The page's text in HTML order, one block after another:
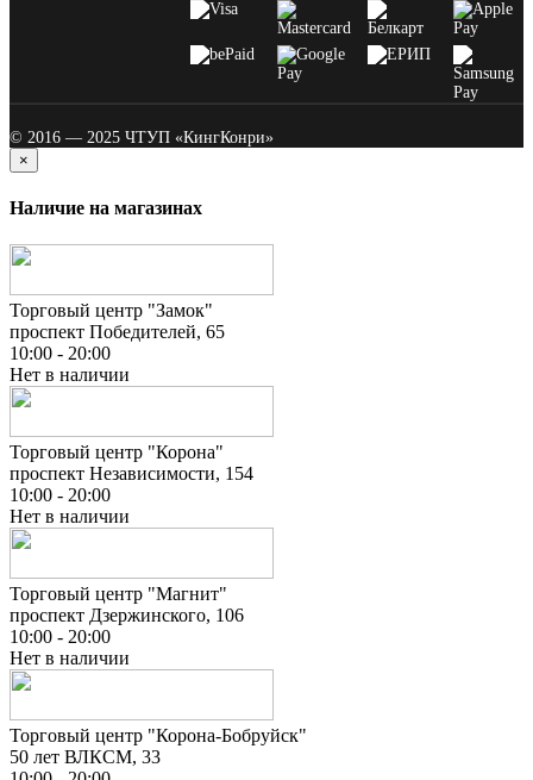
© 2016 — 2025 ЧТУП «КингКонри»
×
Наличие на магазинах
Торговый центр "Замок"
проспект Победителей, 65
10:00 - 20:00
Нет в наличии
Торговый центр "Корона"
проспект Независимости, 154
10:00 - 20:00
Нет в наличии
Торговый центр "Магнит"
проспект Дзержинского, 106
10:00 - 20:00
Нет в наличии
Торговый центр "Корона-Бобруйск"
50 лет ВЛКСМ, 33